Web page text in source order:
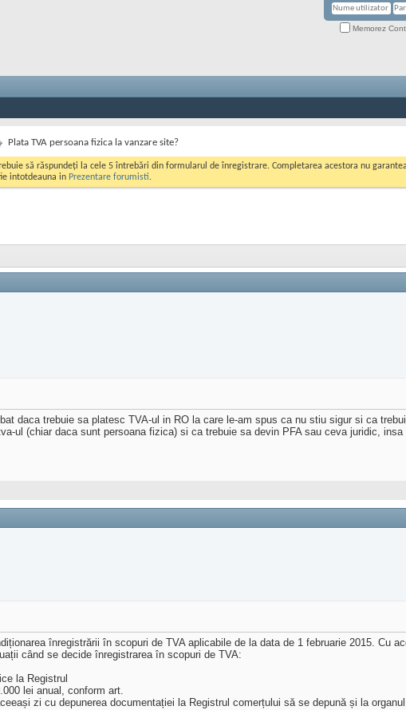
Memorez
Plata TVA persoana fizica la vanzare site?
să răspundeți la cele 5 întrebări din formularul de înregistrare. Completarea acestora nu
intotdeauna in Prezentare forumisti.
daca trebuie sa platesc TVA-ul in RO la care le-am spus ca nu stiu sigur si ca
ul (chiar daca sunt persoana fizica) si ca trebuie sa devin PFA sau ceva juridic,
înregistrării în scopuri de TVA aplicabile de la data de 1 februarie 2015. Cu
când se decide înregistrarea în scopuri de TVA:
la Registrul
lei anual, conform art.
zi cu depunerea documentației la Registrul comerțului să se depună și la